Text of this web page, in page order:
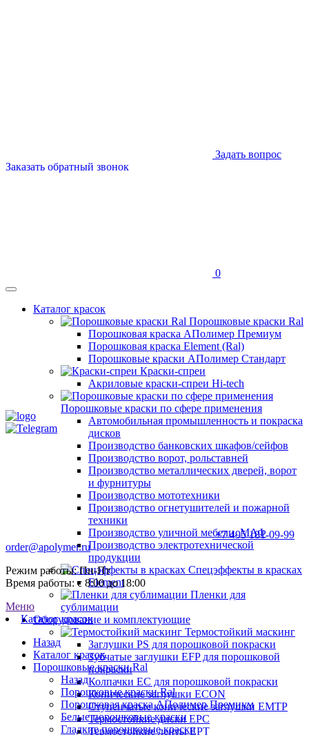
Задать вопрос
Заказать обратный звонок
0
Каталог красок
Порошковые краски Ral
Порошковая краска АПолимер Премиум
Порошковая краска Element (Ral)
Порошковые краски АПолимер Стандарт
Краски-спреи
Акриловые краски-спреи Hi-tech
Порошковые краски по сфере применения
Автомобильная промышленность и покраска
дисков
Производство банковских шкафов/сейфов
Производство ворот, рольставней
Производство металлических дверей, ворот
и фурнитуры
Производство мототехники
Производство огнетушителей и пожарной
техники
Производство уличной мебели, МАФ
Производство электротехнической
продукции
Спецэффекты в красках
Element
Пленки для
сублимации
Оборудование и комплектующие
Термостойкий маскинг
Заглушки PS для порошковой покраски
Зубчатые заглушки EFP для порошковой
покраски
Колпачки ЕС для порошковой покраски
Конические заглушки ECON
Ступенчатые конические заглушки EMTP
Термостойкие диски EPC
Термостойкие ленты EPT
+7 495 181-09-99
order@apolymer.ru
Режим работы: Пн-Пт
Время работы: с 8:00 до 18:00
Меню
Каталог красок
Назад
Каталог красок
Порошковые краски Ral
Назад
Порошковые краски Ral
Порошковая краска АПолимер Премиум
Белые порошковые краски
Гладкие порошковые краски